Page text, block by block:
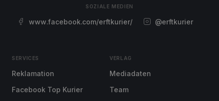
SOZIALE MEDIEN
www.facebook.com/erftkurier/ @erftkurier
SERVICES
Reklamation
Facebook Top Kurier
VERLAG
Mediadaten
Team